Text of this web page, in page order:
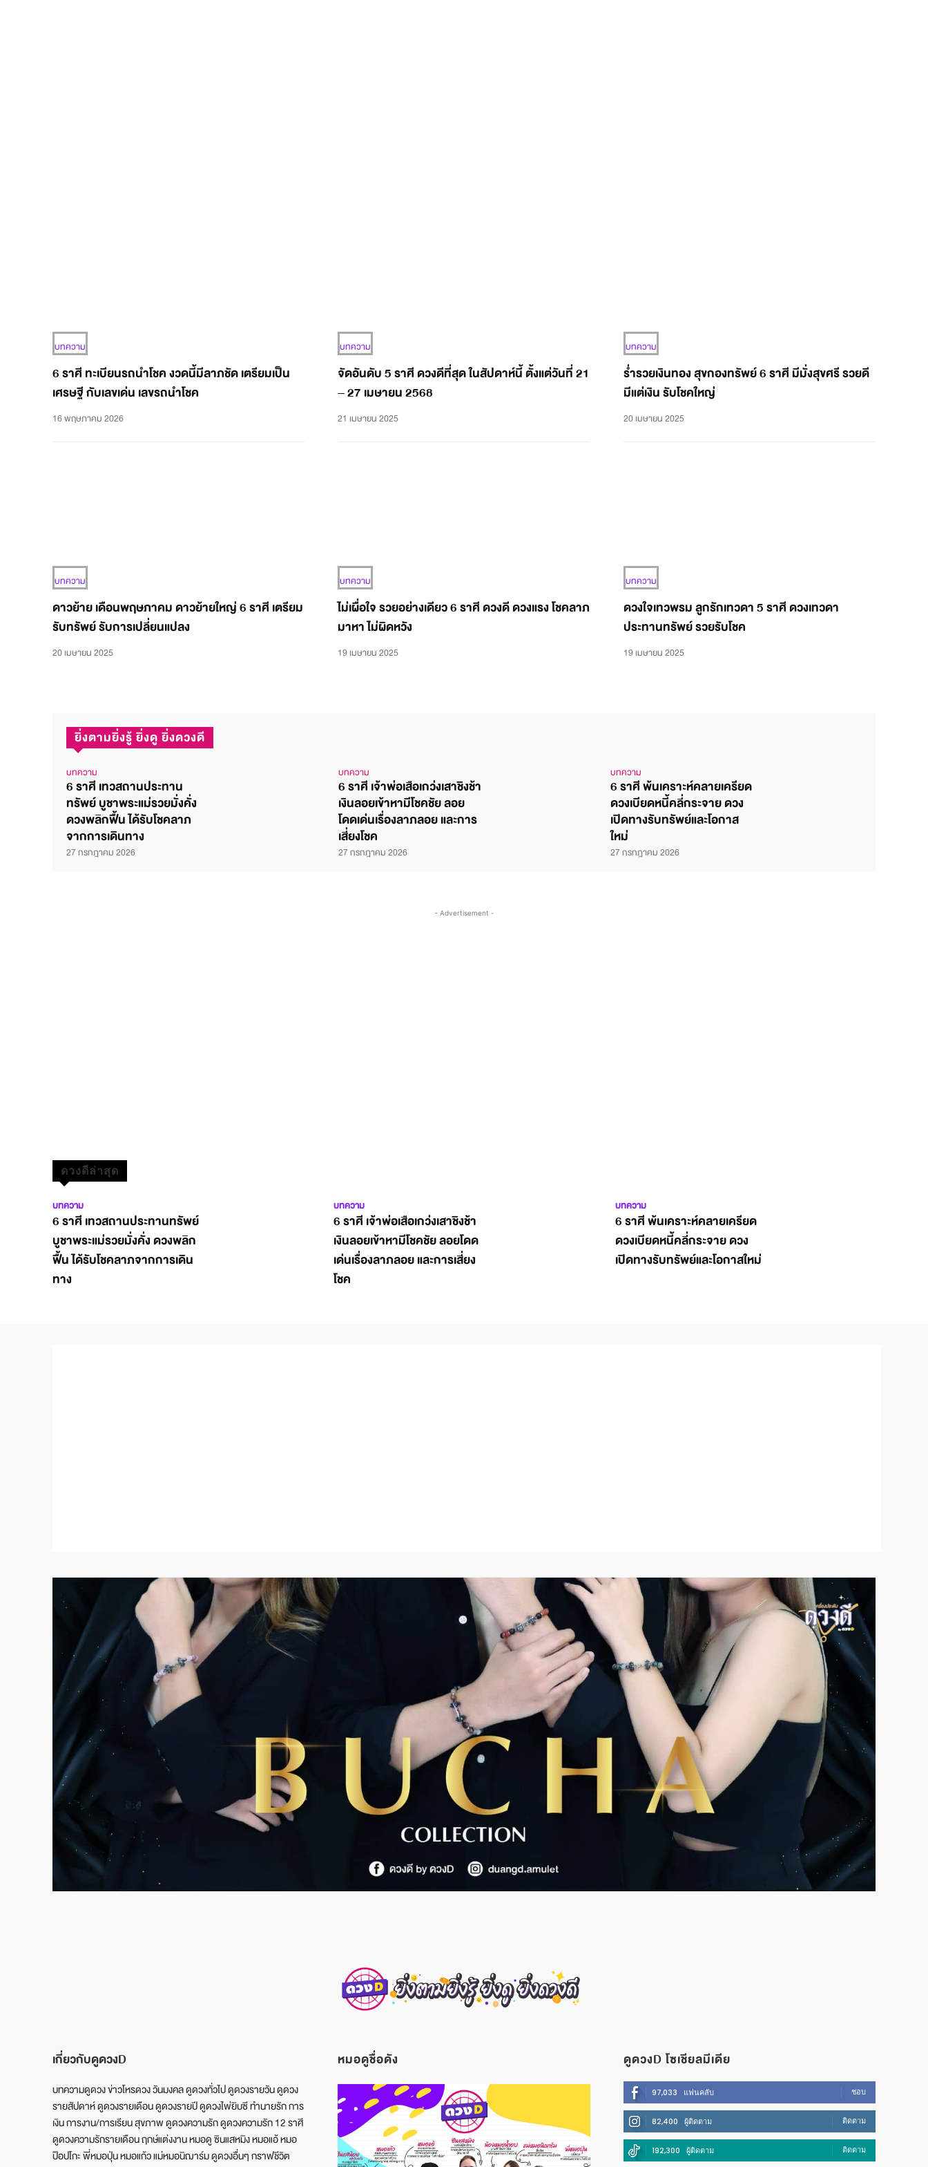
บทความ
6 ราศี ทะเบียนรถนำโชค งวดนี้มีลาภชัด เตรียมเป็น
เศรษฐี กับเลขเด่น เลขรถนำโชค
16 พฤษภาคม 2026
บทความ
จัดอันดับ 5 ราศี ดวงดีที่สุด ในสัปดาห์นี้ ตั้งแต่วันที่ 21
– 27 เมษายน 2568
21 เมษายน 2025
บทความ
ร่ำรวยเงินทอง สุขกองทรัพย์ 6 ราศี มีมั่งสุขศรี รวยดี
มีแต่เงิน รับโชคใหญ่
20 เมษายน 2025
บทความ
ดาวย้าย เดือนพฤษภาคม ดาวย้ายใหญ่ 6 ราศี เตรียม
รับทรัพย์ รับการเปลี่ยนแปลง
20 เมษายน 2025
บทความ
ไม่เผื่อใจ รวยอย่างเดียว 6 ราศี ดวงดี ดวงแรง โชคลาภ
มาหา ไม่ผิดหวัง
19 เมษายน 2025
บทความ
ดวงใจเทวพรม ลูกรักเทวดา 5 ราศี ดวงเทวดา
ประทานทรัพย์ รวยรับโชค
19 เมษายน 2025
ยิ่งตามยิ่งรู้ ยิ่งดู ยิ่งดวงดี
บทความ
6 ราศี เทวสถานประทาน
ทรัพย์ บูชาพระแม่รวยมั่งคั่ง
ดวงพลิกฟื้น ได้รับโชคลาภ
จากการเดินทาง
27 กรกฎาคม 2026
บทความ
6 ราศี เจ้าพ่อเสือเกว่งเสาชิงช้า
เงินลอยเข้าหามีโชคชัย ลอย
โดดเด่นเรื่องลาภลอย และการ
เสี่ยงโชค
27 กรกฎาคม 2026
บทความ
6 ราศี พ้นเคราะห์คลายเครียด
ดวงเบียดหนี้คลี่กระจาย ดวง
เปิดทางรับทรัพย์และโอกาส
ใหม่
27 กรกฎาคม 2026
- Advertisement -
ดวงดีล่าสุด
บทความ
6 ราศี เทวสถานประทานทรัพย์
บูชาพระแม่รวยมั่งคั่ง ดวงพลิก
ฟื้น ได้รับโชคลาภจากการเดิน
ทาง
บทความ
6 ราศี เจ้าพ่อเสือเกว่งเสาชิงช้า
เงินลอยเข้าหามีโชคชัย ลอยโดด
เด่นเรื่องลาภลอย และการเสี่ยง
โชค
บทความ
6 ราศี พ้นเคราะห์คลายเครียด
ดวงเบียดหนี้คลี่กระจาย ดวง
เปิดทางรับทรัพย์และโอกาสใหม่
เกี่ยวกับดูดวงD
บทความดูดวง ข่าวโหรดวง วันมงคล ดูดวงทั่วไป ดูดวงรายวัน ดูดวง
รายสัปดาห์ ดูดวงรายเดือน ดูดวงรายปี ดูดวงไพ่ยิบซี ทำนายรัก การ
เงิน การงาน/การเรียน สุขภาพ ดูดวงความรัก ดูดวงความรัก 12 ราศี
ดูดวงความรักรายเดือน ฤกษ์แต่งงาน หมอดู ซินแสหมิง หมอแอ้ หมอ
ป๊อปโกะ พี่หมอปุ่น หมอแก้ว แม่หมอนิฌาร์ม ดูดวงอื่นๆ กราฟชีวิต
หมอดูชื่อดัง ดูดวงD โซเชียลมีเดีย
97,033 แฟนคลับ ชอบ
82,400 ผู้ติดตาม ติดตาม
192,300 ผู้ติดตาม ติดตาม